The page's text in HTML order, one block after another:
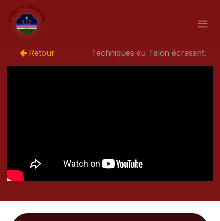
Se rendre au contenu
Retour Techniques du Talon écrasant.